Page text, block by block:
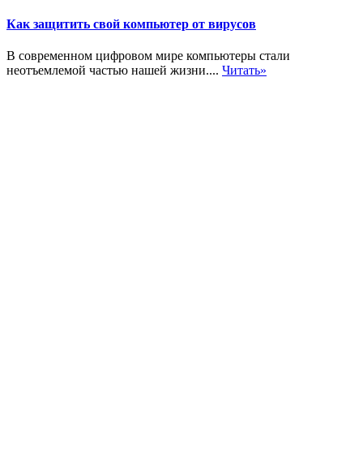
Как защитить свой компьютер от вирусов
В современном цифровом мире компьютеры стали
неотъемлемой частью нашей жизни.... Читать»